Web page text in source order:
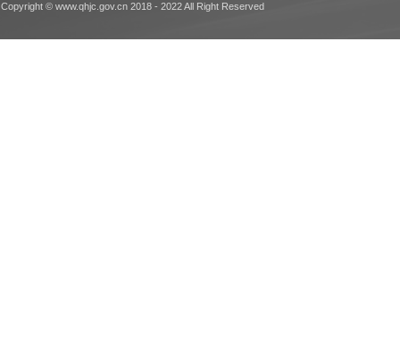
Copyright © www.qhjc.gov.cn 2018 - 2022 All Right Reserved